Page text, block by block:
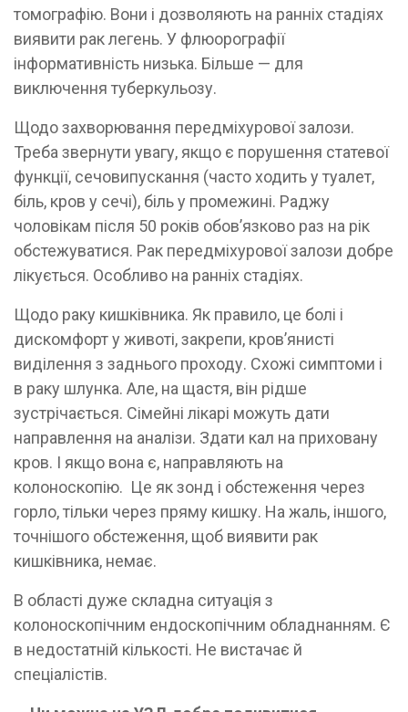
томографію. Вони і дозволяють на ранніх стадіях
виявити рак легень. У флюорографії
інформативність низька. Більше — для
виключення туберкульозу.
Щодо захворювання передміхурової залози.
Треба звернути увагу, якщо є порушення статевої
функції, сечовипускання (часто ходить у туалет,
біль, кров у сечі), біль у промежині. Раджу
чоловікам після 50 років обов’язково раз на рік
обстежуватися. Рак передміхурової залози добре
лікується. Особливо на ранніх стадіях.
Щодо раку кишківника. Як правило, це болі і
дискомфорт у животі, закрепи, кров’янисті
виділення з заднього проходу. Схожі симптоми і
в раку шлунка. Але, на щастя, він рідше
зустрічається. Сімейні лікарі можуть дати
направлення на аналізи. Здати кал на приховану
кров. І якщо вона є, направляють на
колоноскопію. Це як зонд і обстеження через
горло, тільки через пряму кишку. На жаль, іншого,
точнішого обстеження, щоб виявити рак
кишківника, немає.
В області дуже складна ситуація з
колоноскопічним ендоскопічним обладнанням. Є
в недостатній кількості. Не вистачає й
спеціалістів.